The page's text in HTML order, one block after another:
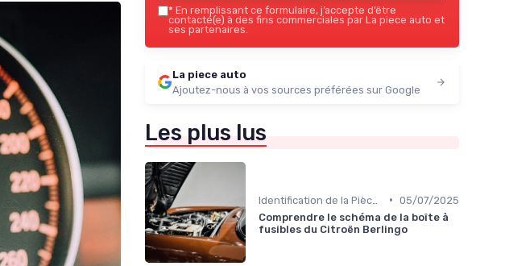
* En remplissant ce formulaire, j’accepte d’être
contacté(e) à des fins commerciales par La piece auto et
ses partenaires.
La piece auto
Ajoutez-nous à vos sources préférées sur Google
Les plus lus
• 05/07/2025
Comprendre le schéma de la boîte à
fusibles du Citroën Berlingo